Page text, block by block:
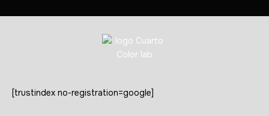
[trustindex no-registration=google]